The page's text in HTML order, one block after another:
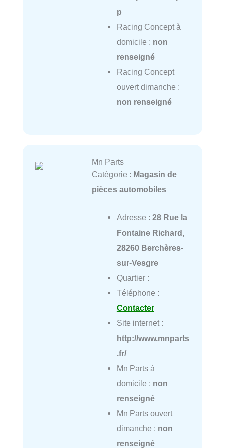
p
Racing Concept à
domicile : non
renseigné
Racing Concept
ouvert dimanche :
non renseigné
Mn Parts
Catégorie : Magasin de
pièces automobiles
Adresse : 28 Rue la
Fontaine Richard,
28260 Berchères-
sur-Vesgre
Quartier :
Téléphone :
Contacter
Site internet :
http://www.mnparts
.fr/
Mn Parts à
domicile : non
renseigné
Mn Parts ouvert
dimanche : non
renseigné